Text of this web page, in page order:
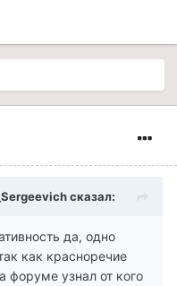
сказал:
да, одно
как красноречие
форуме узнал от кого